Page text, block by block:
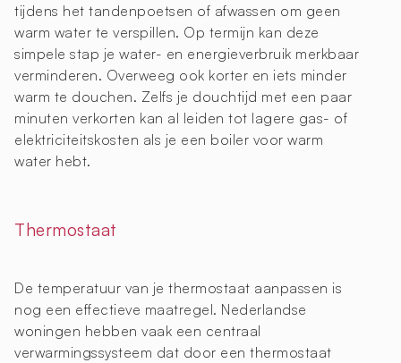
tijdens het tandenpoetsen of afwassen om geen
warm water te verspillen. Op termijn kan deze
simpele stap je water- en energieverbruik merkbaar
verminderen. Overweeg ook korter en iets minder
warm te douchen. Zelfs je douchtijd met een paar
minuten verkorten kan al leiden tot lagere gas- of
elektriciteitskosten als je een boiler voor warm
water hebt.
Thermostaat
De temperatuur van je thermostaat aanpassen is
nog een effectieve maatregel. Nederlandse
woningen hebben vaak een centraal
verwarmingssysteem dat door een thermostaat